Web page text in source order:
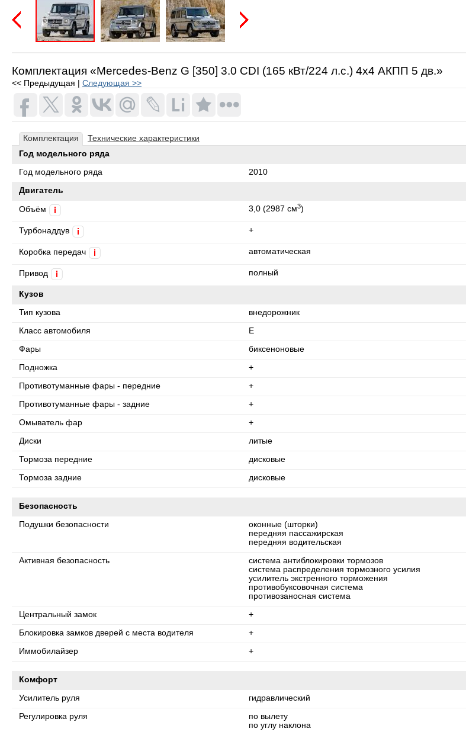
Комплектация «Mercedes-Benz G [350] 3.0 CDI (165 кВт/224 л.с.) 4x4 АКПП 5 дв.»
<< Предыдущая | Следующая >>
Комплектация
Технические характеристики
Год модельного ряда
Год модельного ряда 2010
Двигатель
Объём 3,0 (2987 см3)
Турбонаддув +
Коробка передач автоматическая
Привод полный
Кузов
Тип кузова внедорожник
Класс автомобиля E
Фары биксеноновые
Подножка +
Противотуманные фары - передние +
Противотуманные фары - задние +
Омыватель фар +
Диски литые
Тормоза передние дисковые
Тормоза задние дисковые
Безопасность
Подушки безопасности
оконные (шторки)
передняя пассажирская
передняя водительская
Активная безопасность
система антиблокировки тормозов
система распределения тормозного усилия
усилитель экстренного торможения
противобуксовочная система
противозаносная система
Центральный замок +
Блокировка замков дверей с места водителя +
Иммобилайзер +
Комфорт
Усилитель руля гидравлический
Регулировка руля
по вылету
по углу наклона